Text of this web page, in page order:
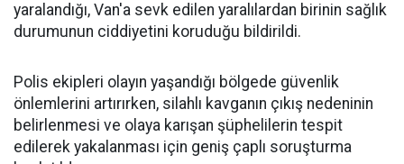
yaralandığı, Van'a sevk edilen yaralılardan birinin sağlık
durumunun ciddiyetini koruduğu bildirildi.
Polis ekipleri olayın yaşandığı bölgede güvenlik
önlemlerini artırırken, silahlı kavganın çıkış nedeninin
belirlenmesi ve olaya karışan şüphelilerin tespit
edilerek yakalanması için geniş çaplı soruşturma